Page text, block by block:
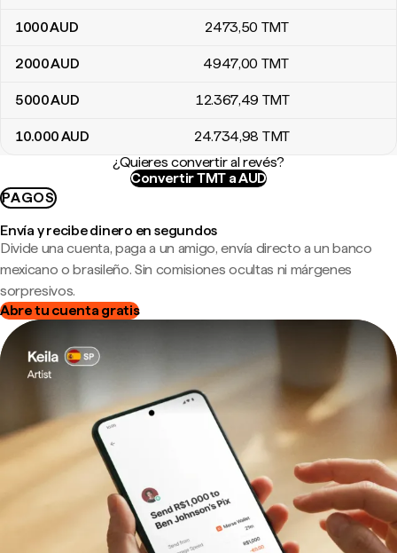
1000AUD 2473,50 TMT
2000AUD 4947,00 TMT
5000AUD 12.367,49 TMT
10.000AUD 24.734,98 TMT
¿Quieres convertir al revés?
Convertir TMT a AUD
PAGOS
Envía y recibe dinero en segundos
Divide una cuenta, paga a un amigo, envía directo a un banco
mexicano o brasileño. Sin comisiones ocultas ni márgenes
sorpresivos.
Abre tu cuenta gratis